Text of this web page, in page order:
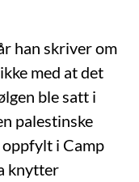
han skriver om
med at det
ble satt i
palestinske
i Camp
knytter